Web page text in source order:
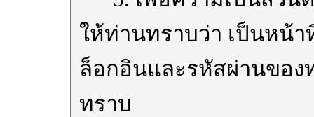
ให้ท่านทราบว่า เป็นหน้
ล็อกอินและรหัสผ่านขอ
ทราบ